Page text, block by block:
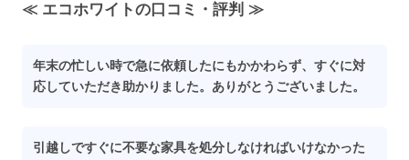
≪ エコホワイトの口コミ・評判 ≫
年末の忙しい時で急に依頼したにもかかわらず、すぐに対
応していただき助かりました。ありがとうございました。
引越しですぐに不要な家具を処分しなければいけなかった